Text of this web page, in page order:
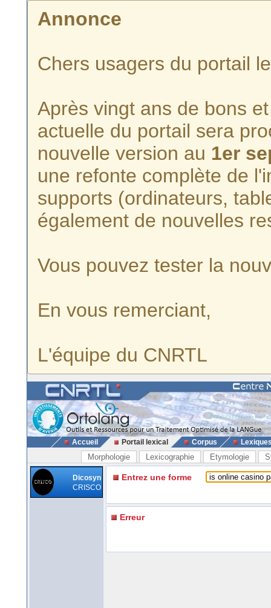
Annonce
Chers usagers du portail
Après vingt ans de bons
actuelle du portail sera
nouvelle version au 1er
une refonte complète de
supports (ordinateurs,
également de nouvelles
Vous pouvez tester la
En vous remerciant,
L'équipe du CNRTL
Accueil Portail lexical Corpus
Morphologie Lexicographie Etymologie
Dicosyn
CRISCO
Entrez une forme
Erreur